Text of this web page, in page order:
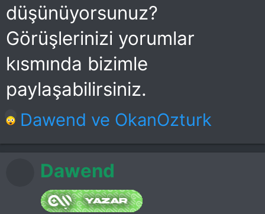
düşünüyorsunuz?
Görüşlerinizi yorumlar
kısmında bizimle
paylaşabilirsiniz.
T
e
Dawend ve OkanOzturk
Dawend